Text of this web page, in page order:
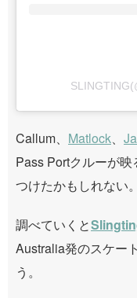
Callum、 Matlock
Pass Portクルーが
つけたかもしれない。
調べていくと
Australia発のスケー
う。